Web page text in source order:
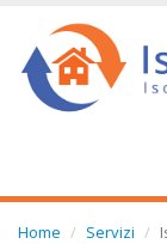
Home Servizi